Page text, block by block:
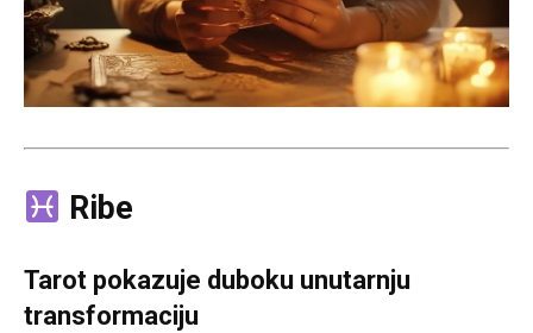
Ribe
Tarot pokazuje duboku unutarnju
transformaciju